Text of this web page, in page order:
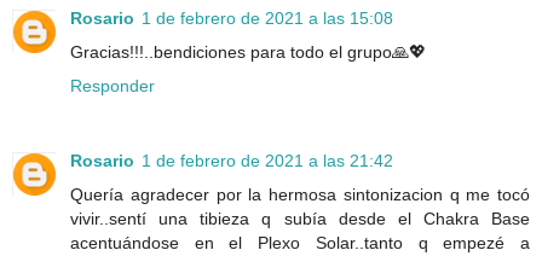
Rosario 1 de febrero de 2021 a las 15:08
Gracias!!!..bendiciones para todo el grupo🙏💖
Responder
Rosario 1 de febrero de 2021 a las 21:42
Quería agradecer por la hermosa sintonizacion q me tocó
vivir..sentí una tibieza q subía desde el Chakra Base
acentuándose en el Plexo Solar..tanto q empezé a